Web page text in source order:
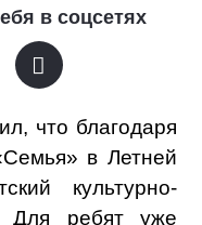
в соцсетях
что благодаря
в Летней
культурно-
Для ребят уже